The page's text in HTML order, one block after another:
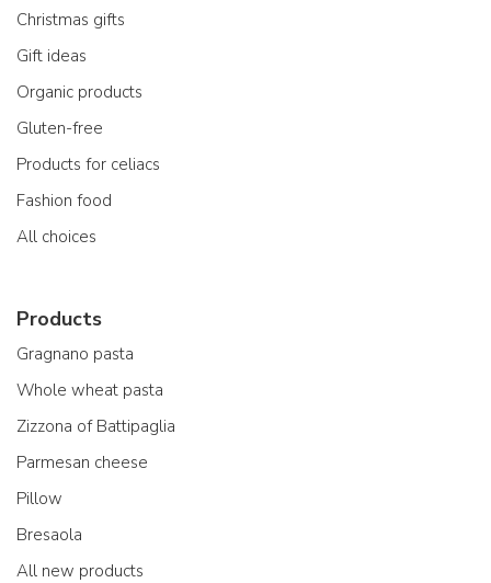
Christmas gifts
Gift ideas
Organic products
Gluten-free
Products for celiacs
Fashion food
All choices
Products
Gragnano pasta
Whole wheat pasta
Zizzona of Battipaglia
Parmesan cheese
Pillow
Bresaola
All new products